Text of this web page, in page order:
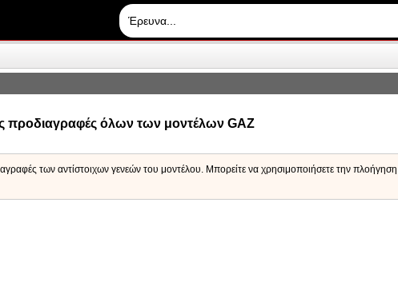
προδιαγραφές όλων των μοντέλων GAZ
των αντίστοιχων γενεών του μοντέλου. Μπορείτε να χρησιμοποιήσετε την